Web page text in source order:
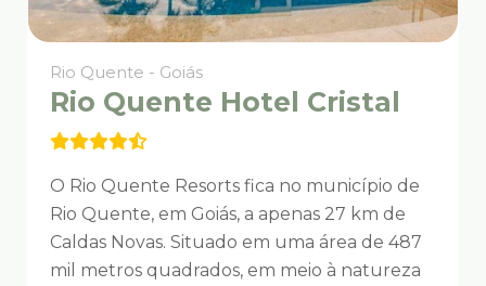
Rio Quente - Goiás
Rio Quente Hotel Cristal
O Rio Quente Resorts fica no município de
Rio Quente, em Goiás, a apenas 27 km de
Caldas Novas. Situado em uma área de 487
mil metros quadrados, em meio à natureza